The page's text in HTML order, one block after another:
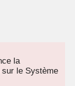
la
le Système